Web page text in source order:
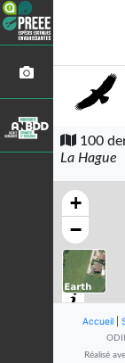
100
La Hague
+
−
Accueil
Réalisé